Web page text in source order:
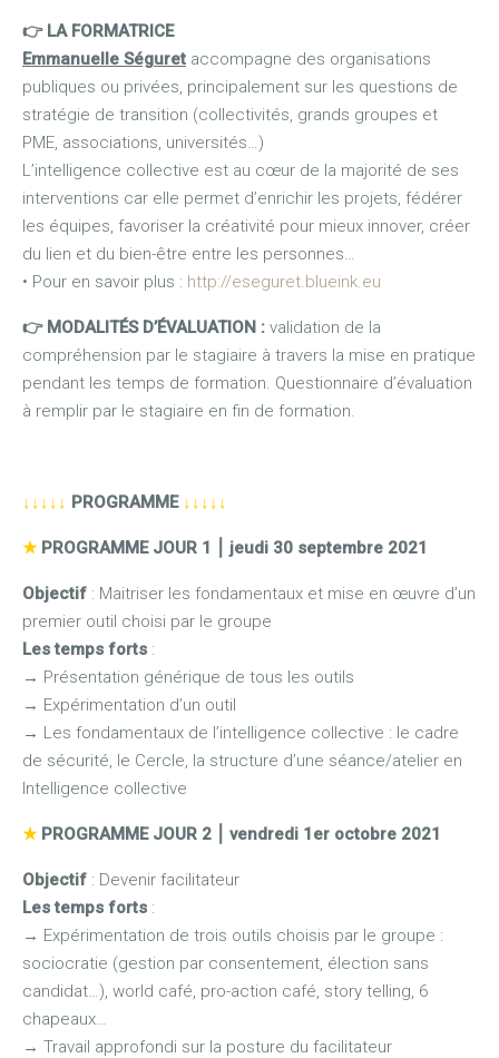
👉 LA FORMATRICE
Emmanuelle Séguret accompagne des organisations
publiques ou privées, principalement sur les questions de
stratégie de transition (collectivités, grands groupes et
PME, associations, universités…)
L’intelligence collective est au cœur de la majorité de ses
interventions car elle permet d’enrichir les projets, fédérer
les équipes, favoriser la créativité pour mieux innover, créer
du lien et du bien-être entre les personnes…
• Pour en savoir plus : http://eseguret.blueink.eu
👉 MODALITÉS D’ÉVALUATION : validation de la
compréhension par le stagiaire à travers la mise en pratique
pendant les temps de formation. Questionnaire d’évaluation
à remplir par le stagiaire en fin de formation.
↓↓↓↓↓ PROGRAMME ↓↓↓↓↓
★PROGRAMME JOUR 1 jeudi 30 septembre 2021
Objectif : Maitriser les fondamentaux et mise en œuvre d’un
premier outil choisi par le groupe
Les temps forts :
→ Présentation générique de tous les outils
→ Expérimentation d’un outil
→ Les fondamentaux de l’intelligence collective : le cadre
de sécurité, le Cercle, la structure d’une séance/atelier en
Intelligence collective
★PROGRAMME JOUR 2 vendredi 1er octobre 2021
Objectif : Devenir facilitateur
Les temps forts :
→ Expérimentation de trois outils choisis par le groupe :
sociocratie (gestion par consentement, élection sans
candidat…), world café, pro-action café, story telling, 6
chapeaux…
→ Travail approfondi sur la posture du facilitateur